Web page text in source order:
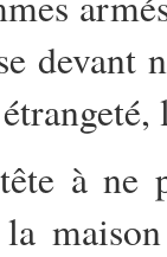
devant
à ne